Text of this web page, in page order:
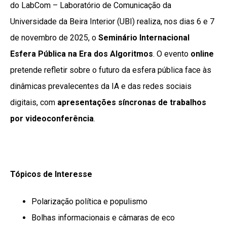
do LabCom – Laboratório de Comunicação da
Universidade da Beira Interior (UBI) realiza, nos dias 6 e 7
de novembro de 2025, o Seminário Internacional
Esfera Pública na Era dos Algoritmos. O evento online
pretende refletir sobre o futuro da esfera pública face às
dinâmicas prevalecentes da IA e das redes sociais
digitais, com apresentações síncronas de trabalhos
por videoconferência.
Tópicos de Interesse
Polarização política e populismo
Bolhas informacionais e câmaras de eco